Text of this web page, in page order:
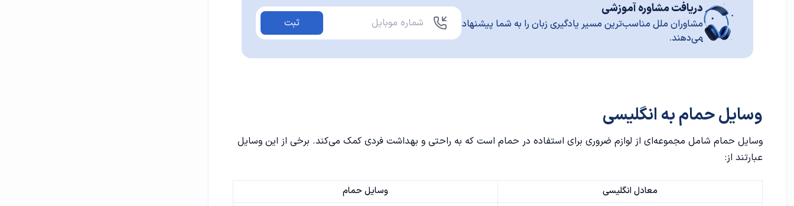
دریافت مشاوره آموزشی
مشاوران ملل مناسب‌ترین مسیر یادگیری زبان را به شما پیشنهاد
می‌دهند.
ثبت
وسایل حمام به انگلیسی
وسایل حمام شامل مجموعه‌ای از لوازم ضروری برای استفاده در حمام است که به راحتی و بهداشت فردی کمک می‌کند. برخی از این وسایل
عبارتند از:
معادل انگلیسی وسایل حمام